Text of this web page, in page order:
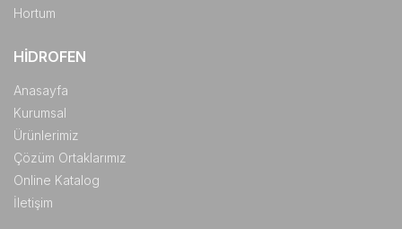
Hortum
HIDROFEN
Anasayfa
Kurumsal
Ürünlerimiz
Çözüm Ortaklarımız
Online Katalog
İletişim